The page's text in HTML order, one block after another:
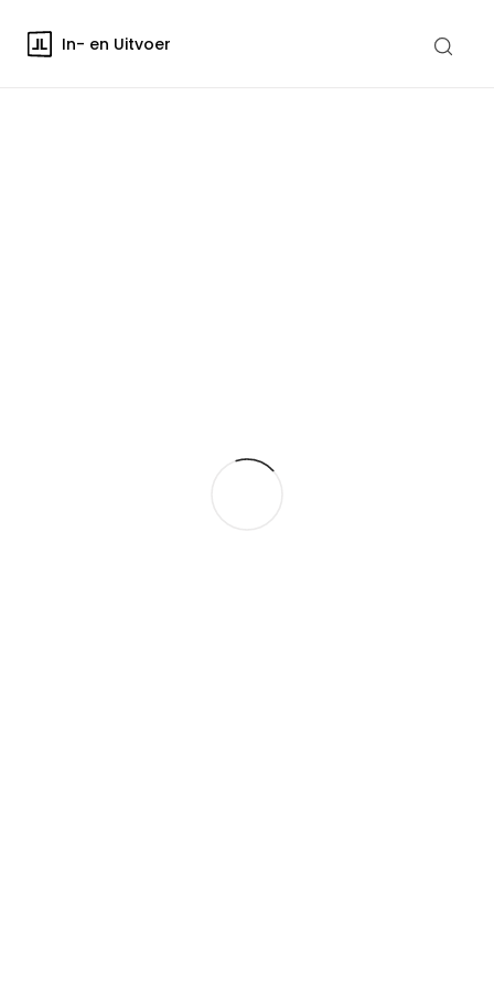
In- en Uitvoer